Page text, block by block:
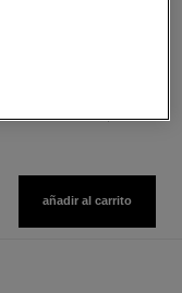
información
añadir al carrito